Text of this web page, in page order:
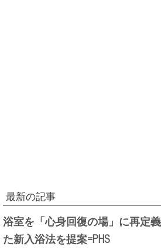
最新の記事
浴室を「心身回復の場」に再定
た新入浴法を提案=PHS